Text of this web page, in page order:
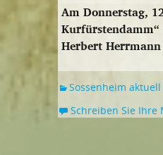
Am Donnerstag,
Herbert
Sossenheim aktuell
Schreiben Sie Ihre